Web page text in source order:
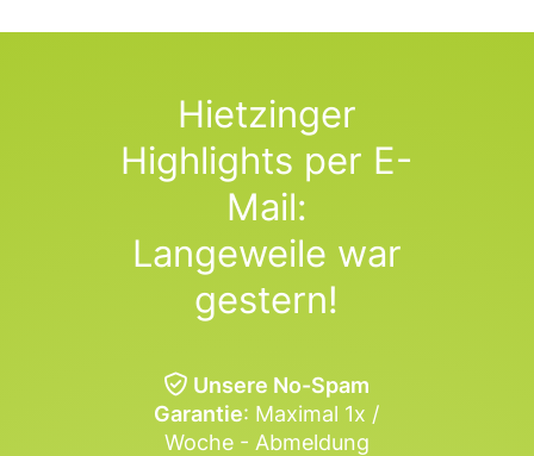
Hietzinger
Highlights per E-
Mail:
Langeweile war
gestern!
Unsere No-Spam
Garantie: Maximal 1x /
Woche - Abmeldung